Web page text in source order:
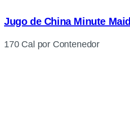
Jugo de China Minute Maid
170 Cal por Contenedor